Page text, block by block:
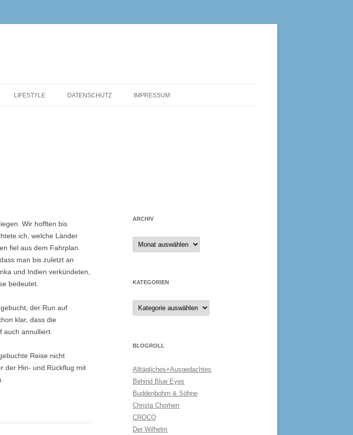
zum
LIFESTYLE DATENSCHUTZ IMPRESSUM
Wir hofften bis
ich, welche Länder
fiel aus dem Fahrplan.
man bis zuletzt an
und Indien verkündeten,
bedeutet.
der Run auf
klar, dass die
auch annulliert.
Reise nicht
der Hin- und Rückflug mit
ARCHIV
Archiv
KATEGORIEN
Kategorien
BLOGROLL
Alltägliches+Ausgedachtes
Behind Blue Eyes
Buddenbohm & Söhne
Christa Chorherr
CROCO
Der Wilhelm